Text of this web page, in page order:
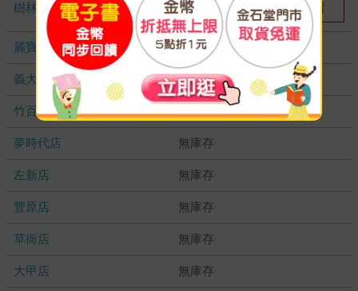
樹林店 2 我要預留
麗寶店 無庫存
義大店 無庫存
竹百店 無庫存
夢時代店 無庫存
左新店 無庫存
豐原店 無庫存
草衙店 無庫存
大甲店 無庫存